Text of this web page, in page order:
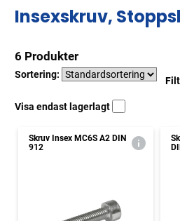
Insexskruv,
6 Produkter
Sortering:
Visa endast lagerlagt
Skruv Insex MC6S A2 DIN
912